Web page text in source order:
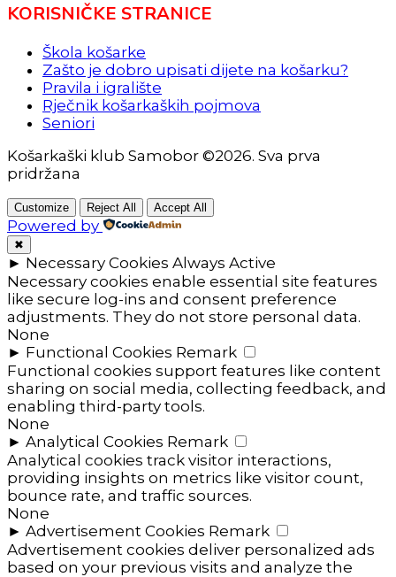
KORISNIČKE STRANICE
Škola košarke
Zašto je dobro upisati dijete na košarku?
Pravila i igralište
Rječnik košarkaških pojmova
Seniori
Košarkaški klub Samobor ©2026. Sva prva
pridržana
Customize Reject All Accept All
Powered by
✖
► Necessary Cookies Always Active
Necessary cookies enable essential site features
like secure log-ins and consent preference
adjustments. They do not store personal data.
None
► Functional Cookies Remark
Functional cookies support features like content
sharing on social media, collecting feedback, and
enabling third-party tools.
None
► Analytical Cookies Remark
Analytical cookies track visitor interactions,
providing insights on metrics like visitor count,
bounce rate, and traffic sources.
None
► Advertisement Cookies Remark
Advertisement cookies deliver personalized ads
based on your previous visits and analyze the